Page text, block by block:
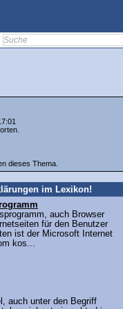
dieses Thema.
im Lexikon!
auch Browser
für den Benutzer
ist der Microsoft Internet
kos...
auch unter den Begriff